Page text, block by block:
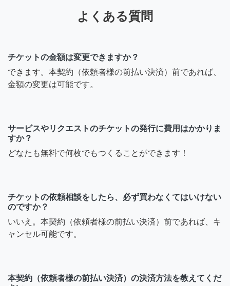
よくある質問
チケットの金額は変更できますか？
できます。本契約（依頼者様の前払い決済）前であれば、
金額の変更は可能です。
サービスやリクエストのチケットの発行に費用はかかりま
すか？
どなたも無料で何枚でもつくることができます！
チケットの依頼相談をしたら、必ず買わなくてはいけない
のですか？
いいえ。本契約（依頼者様の前払い決済）前であれば、キ
ャンセル可能です。
本契約（依頼者様の前払い決済）の決済方法を教えてくだ